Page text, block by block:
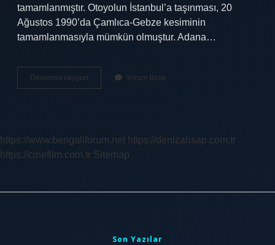
tamamlanmıştır. Otoyolun İstanbul’a taşınması, 20
Ağustos 1990’da Çamlıca-Gebze kesiminin
tamamlanmasıyla mümkün olmuştur. Adana…
Devamını okuyun Türkiyede
Ilk
Yorum Bırak
https://www.bengaliforum.net https://denizahsap.com.tr
https://cinefilm.com.tr Sitemap
Son Yazılar